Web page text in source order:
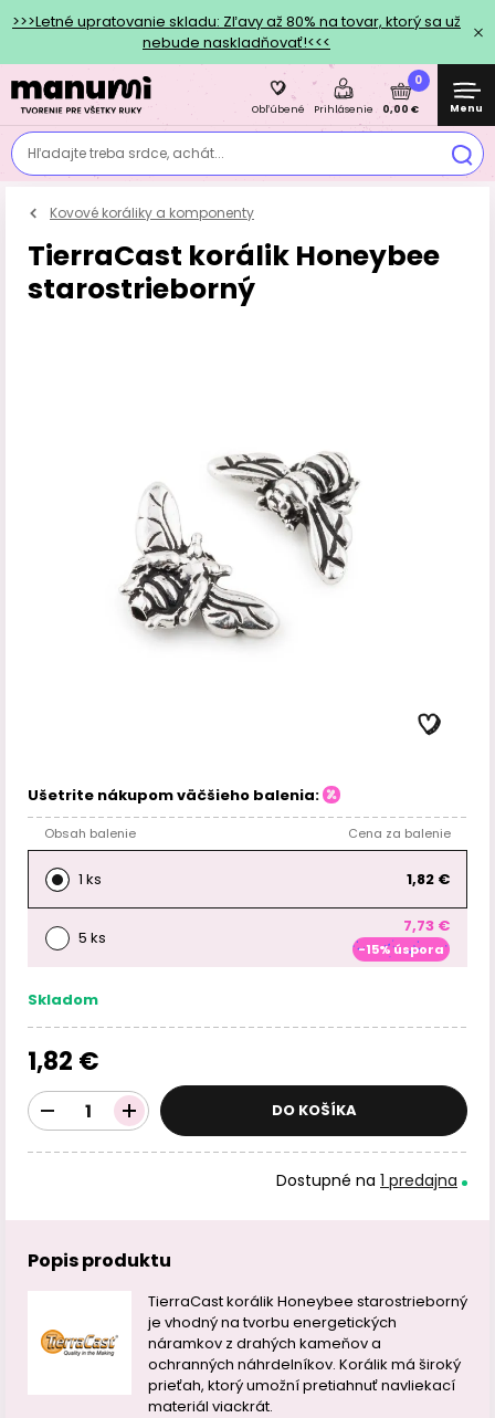
>>>Letné upratovanie skladu: Zľavy až 80% na tovar, ktorý sa už
nebude naskladňovať!<<<
Hľadajte treba srdce, achát...
Obľúbené Prihlásenie
0
0,00 € Menu
Kovové koráliky a komponenty
TierraCast korálik Honeybee
starostrieborný
Ušetrite nákupom väčšieho balenia:
Obsah balenie Cena za balenie
1 ks 1,82 €
5 ks
7,73 €
-15% úspora
Skladom
1,82 €
DO KOŠÍKA
Dostupné na 1 predajna
Popis produktu
TierraCast korálik Honeybee starostrieborný
je vhodný na tvorbu energetických
náramkov z drahých kameňov a
ochranných náhrdelníkov. Korálik má široký
prieťah, ktorý umožní pretiahnuť navliekací
materiál viackrát.